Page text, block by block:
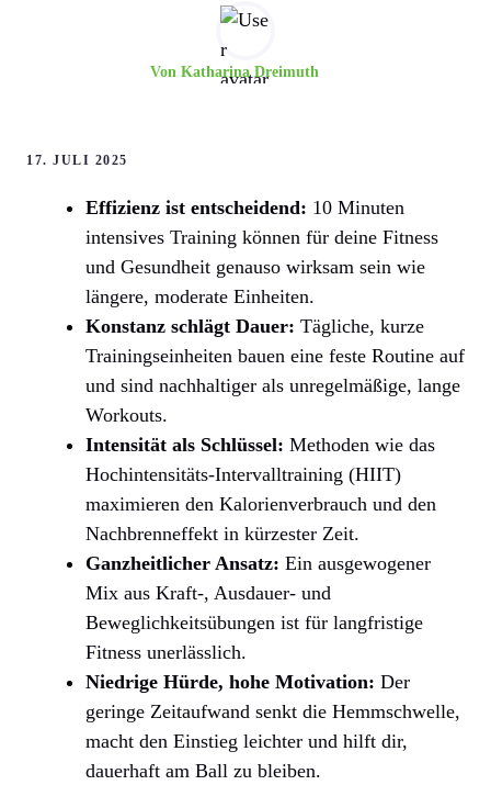
Von Katharina Dreimuth
17. JULI 2025
Effizienz ist entscheidend: 10 Minuten
intensives Training können für deine Fitness
und Gesundheit genauso wirksam sein wie
längere, moderate Einheiten.
Konstanz schlägt Dauer: Tägliche, kurze
Trainingseinheiten bauen eine feste Routine auf
und sind nachhaltiger als unregelmäßige, lange
Workouts.
Intensität als Schlüssel: Methoden wie das
Hochintensitäts-Intervalltraining (HIIT)
maximieren den Kalorienverbrauch und den
Nachbrenneffekt in kürzester Zeit.
Ganzheitlicher Ansatz: Ein ausgewogener
Mix aus Kraft-, Ausdauer- und
Beweglichkeitsübungen ist für langfristige
Fitness unerlässlich.
Niedrige Hürde, hohe Motivation: Der
geringe Zeitaufwand senkt die Hemmschwelle,
macht den Einstieg leichter und hilft dir,
dauerhaft am Ball zu bleiben.